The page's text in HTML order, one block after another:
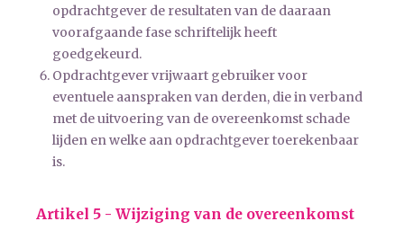
opdrachtgever de resultaten van de daaraan
voorafgaande fase schriftelijk heeft
goedgekeurd.
Opdrachtgever vrijwaart gebruiker voor
eventuele aanspraken van derden, die in verband
met de uitvoering van de overeenkomst schade
lijden en welke aan opdrachtgever toerekenbaar
is.
Artikel 5 - Wijziging van de overeenkomst